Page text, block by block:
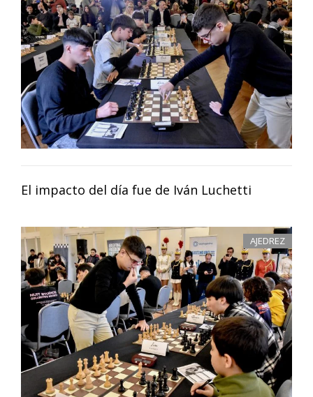
El impacto del día fue de Iván Luchetti
AJEDREZ